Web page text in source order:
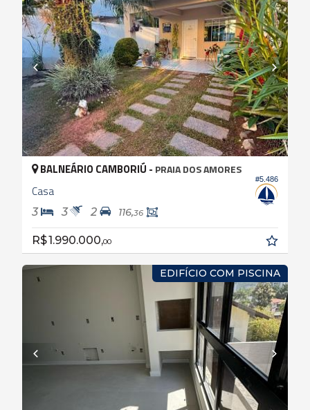
#5.486
BALNEÁRIO CAMBORIÚ - PRAIA DOS AMORES
Casa
3 3 2 116,36
R$ 1.990.000,00
EDIFÍCIO COM PISCINA